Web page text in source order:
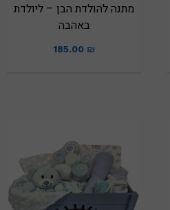
מתנה להולדת הבן – ליולדת
באהבה
185.00 ₪